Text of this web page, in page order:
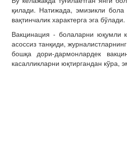
қилади. Натижада, эмизикли
вақтинчалик характерга эга бўлади.
Вакцинация - болаларни юқумли
асоссиз танқиди,
бошқа дори-дармонлардек
касалликларни юқтиргандан кўра,